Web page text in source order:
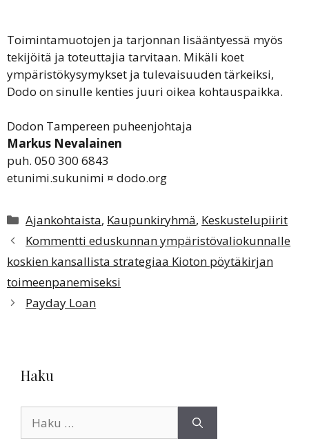
Toimintamuotojen ja tarjonnan lisääntyessä myös
tekijöitä ja toteuttajia tarvitaan. Mikäli koet
ympäristökysymykset ja tulevaisuuden tärkeiksi,
Dodo on sinulle kenties juuri oikea kohtauspaikka.
Dodon Tampereen puheenjohtaja
Markus Nevalainen
puh. 050 300 6843
etunimi.sukunimi ¤ dodo.org
Kategoriat
Ajankohtaista, Kaupunkiryhmä, Keskustelupiirit
Kommentti eduskunnan ympäristövaliokunnalle
koskien kansallista strategiaa Kioton pöytäkirjan
toimeenpanemiseksi
Payday Loan
Haku